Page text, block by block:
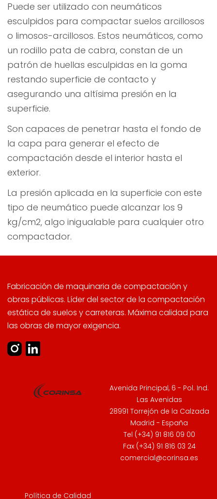
Puede ser utilizado con neumáticos
esculpidos para compactar suelos arcillosos
o limosos-arcillosos. Estos neumáticos, como
un rodillo pata de cabra, constan de un
patrón de huellas esculpidas en la goma
restando superficie de contacto y
asegurando una altísima presión en la
superficie.
Son capaces de penetrar hasta el fondo de
la capa para generar el efecto de
compactación desde el interior hasta el
exterior.
La presión aplicada en la superficie con este
tipo de neumático puede alcanzar los 9
kg/cm2, algo inigualable para cualquier otro
compactador.
Fabricación de maquinaria de compactación y
obras públicas. Líder del sector de la compactación
estática de suelos y carreteras. Máxima calidad para
las obras de mayor exigencia.
Avenida Principal, 6 - Pol. Ind.
Las Avenidas
28991 Torrejón de la Calzada
Madrid - España
Tel (+34) 91 816 09 00
Fax (+34) 91 816 03 24
comercial@corinsa.es
Política de Calidad